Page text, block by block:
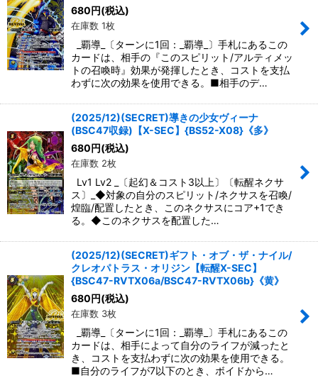
680円(税込)
在庫数 1枚
_覇導_〔ターンに1回：_覇導_〕手札にあるこの
カードは、相手の『このスピリット/アルティメッ
トの召喚時』効果が発揮したとき、コストを支払
わずに次の効果を使用できる。■相手のデ…
(2025/12)(SECRET)導きの少女ヴィーナ
(BSC47収録)【X-SEC】{BS52-X08}《多》
680円(税込)
在庫数 2枚
Lv1 Lv2 _〔起幻＆コスト3以上〕〔転醒ネクサ
ス〕_◆対象の自分のスピリット/ネクサスを召喚/
煌臨/配置したとき、このネクサスにコア+1でき
る。◆このネクサスを配置した…
(2025/12)(SECRET)ギフト・オブ・ザ・ナイル/
クレオパトラス・オリジン【転醒X-SEC】
{BSC47-RVTX06a/BSC47-RVTX06b}《黄》
680円(税込)
在庫数 3枚
_覇導_〔ターンに1回：_覇導_〕手札にあるこの
カードは、相手によって自分のライフが減ったと
き、コストを支払わずに次の効果を使用できる。
■自分のライフが7以下のとき、ボイドから…